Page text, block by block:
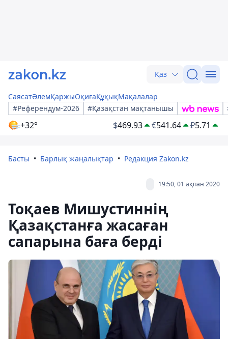
Қаз
СаясатӘлемҚаржыОқиғаҚұқықМақалалар
#Референдум-2026
#Қазақстан мақтанышы
+32° $469.93 €541.64 ₽5.71
Басты Барлық жаңалықтар Редакция Zakon.kz
19:50, 01 ақпан 2020
Тоқаев Мишустиннің
Қазақстанға жасаған
сапарына баға берді